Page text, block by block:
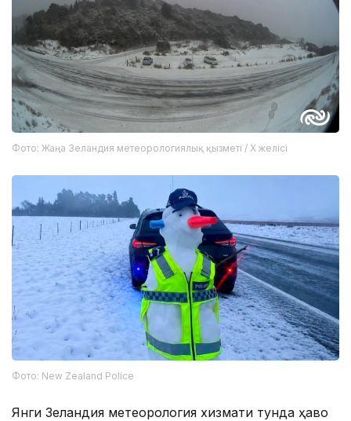
Фото: Жаңа Зеландия метеорологиялық қызметі / X желісі
Фото: New Zealand Police
Янги Зеландия метеорология хизмати тунда ҳаво